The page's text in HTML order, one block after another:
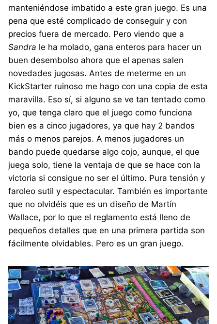
manteniéndose imbatido a este gran juego. Es una
pena que esté complicado de conseguir y con
precios fuera de mercado. Pero viendo que a
Sandra le ha molado, gana enteros para hacer un
buen desembolso ahora que el apenas salen
novedades jugosas. Antes de meterme en un
KickStarter ruinoso me hago con una copia de esta
maravilla. Eso sí, si alguno se ve tan tentado como
yo, que tenga claro que el juego como funciona
bien es a cinco jugadores, ya que hay 2 bandos
más o menos parejos. A menos jugadores un
bando puede quedarse algo cojo, aunque, el que
juega solo, tiene la ventaja de que se hace con la
victoria si consigue no ser el último. Pura tensión y
faroleo sutil y espectacular. También es importante
que no olvidéis que es un diseño de Martín
Wallace, por lo que el reglamento está lleno de
pequeños detalles que en una primera partida son
fácilmente olvidables. Pero es un gran juego.